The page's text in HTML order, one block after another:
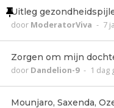
Uitleg
door ModeratorViva - 7
Zorgen om mijn
door Dandelion-9 - 1 dag
Mounjaro, Saxenda,